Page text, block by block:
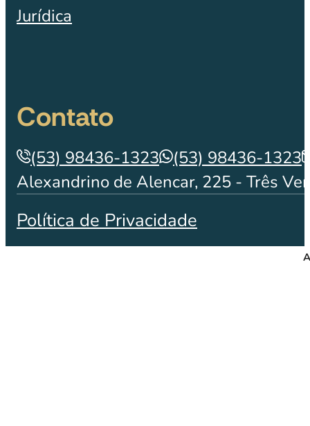
Jurídica
Contato
(53) 98436-1323
(53) 98436-1323
Alexandrino de Alencar, 225 - Três
Política de Privacidade